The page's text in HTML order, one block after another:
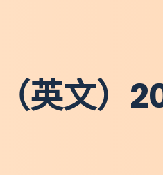
英文）